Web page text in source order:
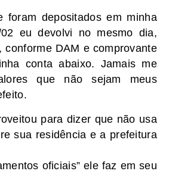
foram depositados em minha
eu devolvi no mesmo dia,
conforme DAM e comprovante
conta abaixo. Jamais me
que não sejam meus
para dizer que não usa
sua residência e a prefeitura
oficiais” ele faz em seu